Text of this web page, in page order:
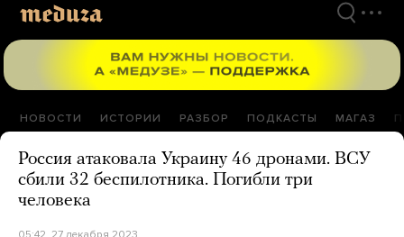
НОВОСТИ ИСТОРИИ РАЗБОР ПОДКАСТЫ МАГАЗ
Россия атаковала Украину 46 дронами. ВСУ
сбили 32 беспилотника. Погибли три
человека
05:42, 27 декабря 2023